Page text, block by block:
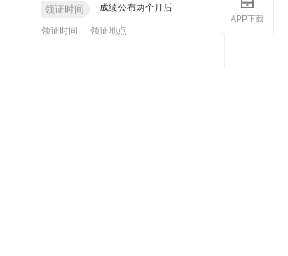
领证时间 成绩公布两个月后
领证时间 领证地点
APP下载